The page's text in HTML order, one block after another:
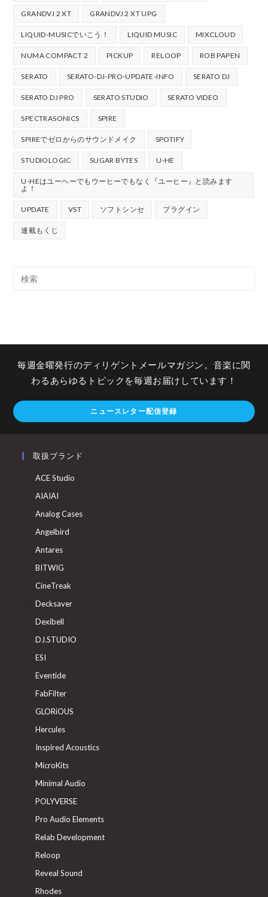
GRANDVJ 2 XT GRANDVJ 2 XT UPG
LIQUID-MUSICでいこう！ LIQUID MUSIC MIXCLOUD
NUMA COMPACT 2 PICKUP RELOOP ROB PAPEN
SERATO SERATO-DJ-PRO-UPDATE-INFO SERATO DJ
SERATO DJ PRO SERATO STUDIO SERATO VIDEO
SPECTRASONICS SPIRE
SPIREでゼロからのサウンドメイク SPOTIFY
STUDIOLOGIC SUGAR BYTES U-HE
U-HEはユーヘーでもウーヒーでもなく『ユーヒー』と読みます
よ！
UPDATE VST ソフトシンセ プラグイン
連載もくじ
毎週金曜発行のディリゲントメールマガジン。音楽に関
わるあらゆるトピックを毎週お届けしています！
ニュースレター配信登録
取扱ブランド
ACE Studio
AIAIAI
Analog Cases
Angelbird
Antares
BITWIG
CineTreak
Decksaver
Dexibell
DJ.STUDIO
ESI
Eventide
FabFilter
GLORiOUS
Hercules
Inspired Acoustics
MicroKits
Minimal Audio
POLYVERSE
Pro Audio Elements
Relab Development
Reloop
Reveal Sound
Rhodes